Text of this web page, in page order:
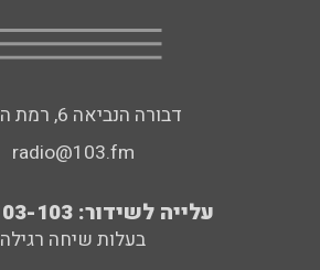
דבורה הנביאה 6, רמת השרון
radio@103.fm
עלייה לשידור: 0552-103-103
בעלות שיחה רגילה